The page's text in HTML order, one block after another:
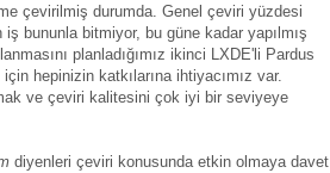
çevirilmiş durumda. Genel çeviri yüzdesi
iş bununla bitmiyor, bu güne kadar yapılmış
planladığımız ikinci LXDE'li Pardus
hepinizin katkılarına ihtiyacımız var.
ve çeviri kalitesini çok iyi bir seviyeye
diyenleri çeviri konusunda etkin olmaya davet